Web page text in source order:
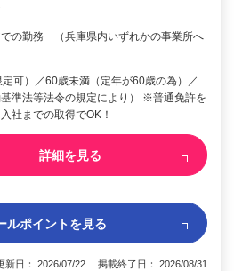
の勤務 （兵庫県内いずれかの事業所へ
可）／60歳未満（定年が60歳の為）／
準法等法令の規定により） ※普通免許を
社までの取得でOK！
詳細を見る
ルポイントを見る
新日： 2026/07/22 掲載終了日： 2026/08/31